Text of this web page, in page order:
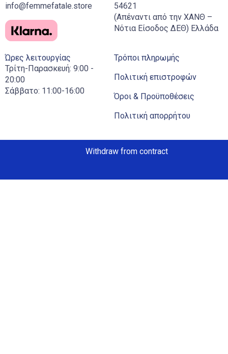
info@femmefatale.store
54621
(Απέναντι από την ΧΑΝΘ –
Νότια Είσοδος ΔΕΘ) Ελλάδα
Ώρες λειτουργίας
Τρίτη-Παρασκευή: 9:00 -
20:00
Σάββατο: 11:00-16:00
Τρόποι πληρωμής
Πολιτική επιστροφών
Όροι & Προϋποθέσεις
Πολιτική απορρήτου
Withdraw from contract